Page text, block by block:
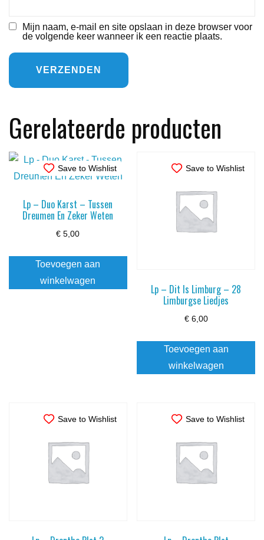
Mijn naam, e-mail en site opslaan in deze browser voor
de volgende keer wanneer ik een reactie plaats.
Gerelateerde producten
Save to Wishlist
Lp – Duo Karst – Tussen
Dreumen En Zeker Weten
€ 5,00
Toevoegen aan
winkelwagen
Save to Wishlist
Lp – Dit Is Limburg – 28
Limburgse Liedjes
€6,00
Toevoegen aan
winkelwagen
Save to Wishlist Save to Wishlist